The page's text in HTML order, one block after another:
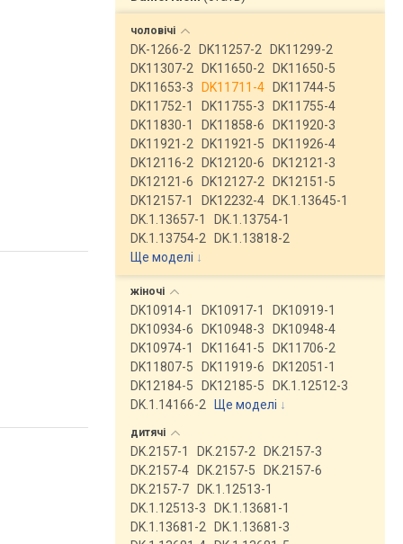
чоловічі
DK-1266-2 DK11257-2
DK11299-2
DK11307-2
DK11650-2
DK11650-5
DK11653-3
DK11711-4
DK11744-5
DK11752-1
DK11755-3
DK11755-4
DK11830-1
DK11858-6
DK11920-3
DK11921-2
DK11921-5
DK11926-4
DK12116-2
DK12120-6
DK12121-3
DK12121-6
DK12127-2
DK12151-5
DK12157-1
DK12232-4
DK.1.13645-1
DK.1.13657-1
DK.1.13754-1
DK.1.13754-2
DK.1.13818-2
Ще моделі ↓
жіночі
DK10914-1 DK10917-1
DK10919-1
DK10934-6
DK10948-3
DK10948-4
DK10974-1
DK11641-5
DK11706-2
DK11807-5
DK11919-6
DK12051-1
DK12184-5
DK12185-5
DK.1.12512-3
DK.1.14166-2
Ще моделі ↓
дитячі
DK.2157-1 DK.2157-2
DK.2157-3
DK.2157-4
DK.2157-5
DK.2157-6
DK.2157-7
DK.1.12513-1
DK.1.12513-3
DK.1.13681-1
DK.1.13681-2
DK.1.13681-3